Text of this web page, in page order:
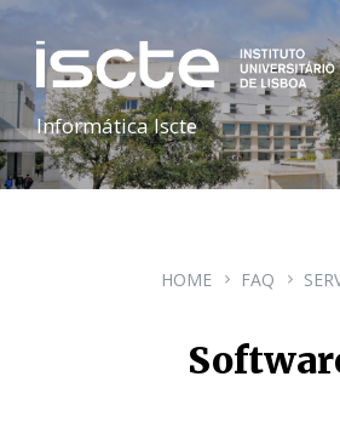
Informática Iscte
HOME FAQ